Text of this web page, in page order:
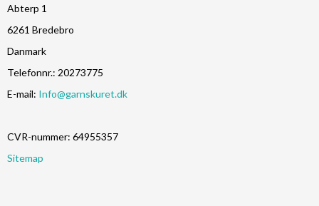
Abterp 1
6261 Bredebro
Danmark
Telefonnr.: 20273775
E-mail: Info@garnskuret.dk
CVR-nummer: 64955357
Sitemap